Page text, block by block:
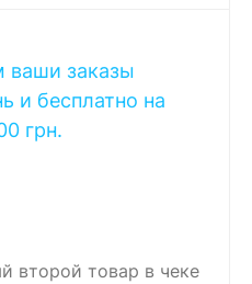
ваши заказы
и бесплатно на
грн.
второй товар в чеке